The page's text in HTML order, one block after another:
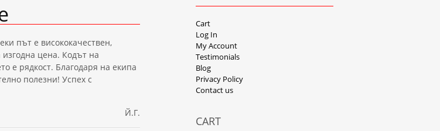
път е висококачествен,
цена. Кодът на
е рядкост. Благодаря на екипа
полезни! Успех с
Й.Г.
Cart
Log In
My Account
Testimonials
Blog
Privacy Policy
Contact us
CART